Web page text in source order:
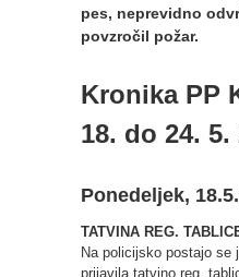
pes, neprevidno
povzročil požar.
Kronika PP
18. do 24. 5.
Ponedeljek,
TATVINA REG.
Na policijsko postajo se
prijavila tatvino reg.